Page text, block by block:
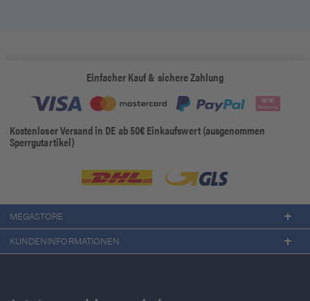
Einfacher Kauf & sichere Zahlung
Kostenloser Versand in DE ab 50€ Einkaufswert (ausgenommen
Sperrgutartikel)
MEGASTORE
KUNDENINFORMATIONEN